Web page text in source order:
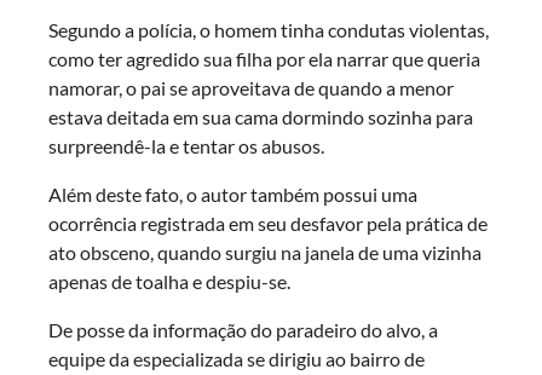
Segundo a polícia, o homem tinha condutas violentas,
como ter agredido sua filha por ela narrar que queria
namorar, o pai se aproveitava de quando a menor
estava deitada em sua cama dormindo sozinha para
surpreendê-la e tentar os abusos.
Além deste fato, o autor também possui uma
ocorrência registrada em seu desfavor pela prática de
ato obsceno, quando surgiu na janela de uma vizinha
apenas de toalha e despiu-se.
De posse da informação do paradeiro do alvo, a
equipe da especializada se dirigiu ao bairro de